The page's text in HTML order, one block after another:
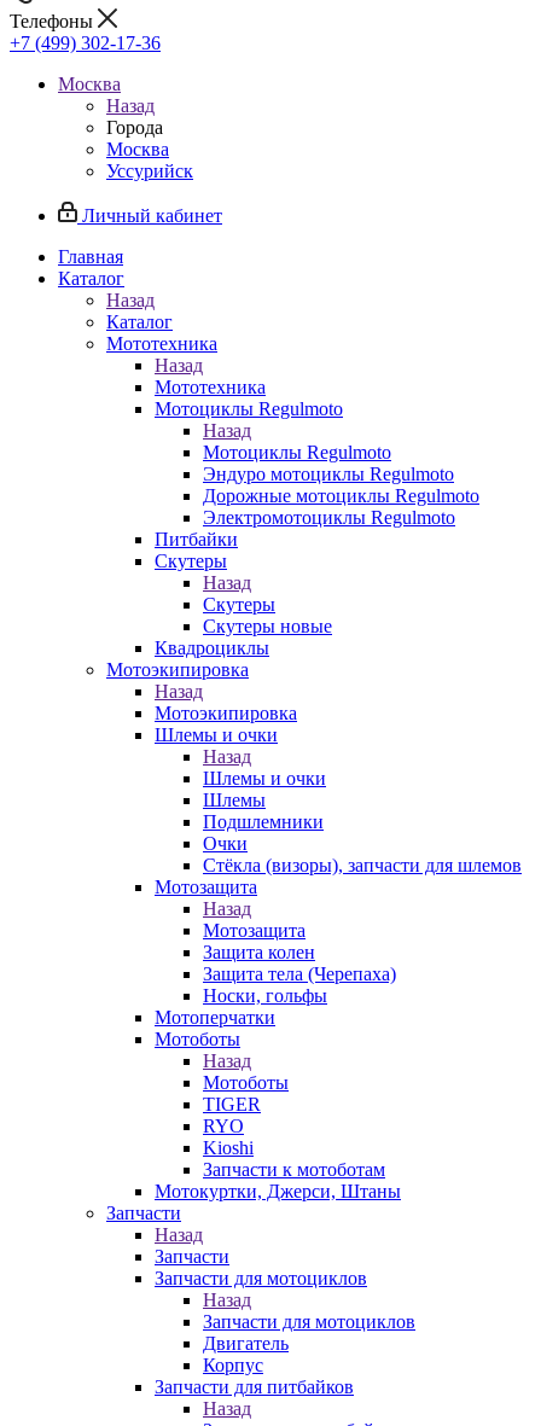
Телефоны
+7 (499) 302-17-36
Москва
Назад
Города
Москва
Уссурийск
Личный кабинет
Главная
Каталог
Назад
Каталог
Мототехника
Назад
Мототехника
Мотоциклы Regulmoto
Назад
Мотоциклы Regulmoto
Эндуро мотоциклы Regulmoto
Дорожные мотоциклы Regulmoto
Электромотоциклы Regulmoto
Питбайки
Скутеры
Назад
Скутеры
Скутеры новые
Квадроциклы
Мотоэкипировка
Назад
Мотоэкипировка
Шлемы и очки
Назад
Шлемы и очки
Шлемы
Подшлемники
Очки
Стёкла (визоры), запчасти для шлемов
Мотозащита
Назад
Мотозащита
Защита колен
Защита тела (Черепаха)
Носки, гольфы
Мотоперчатки
Мотоботы
Назад
Мотоботы
TIGER
RYO
Kioshi
Запчасти к мотоботам
Мотокуртки, Джерси, Штаны
Запчасти
Назад
Запчасти
Запчасти для мотоциклов
Назад
Запчасти для мотоциклов
Двигатель
Корпус
Запчасти для питбайков
Назад